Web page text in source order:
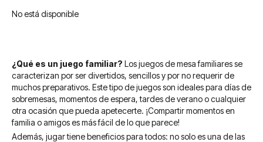
No está disponible
¿Qué es un juego familiar? Los juegos de mesa familiares se
caracterizan por ser divertidos, sencillos y por no requerir de
muchos preparativos. Este tipo de juegos son ideales para días de
sobremesas, momentos de espera, tardes de verano o cualquier
otra ocasión que pueda apetecerte. ¡Compartir momentos en
familia o amigos es más fácil de lo que parece!
Además, jugar tiene beneficios para todos: no solo es una de las